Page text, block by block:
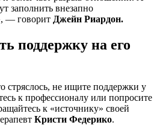
заполнить внезапно
— говорит Джейн Риардон.
поддержку на его
стряслось, не ищите поддержки у
к профессионалу или попросите
к «источнику» своей
Кристи Федерико.